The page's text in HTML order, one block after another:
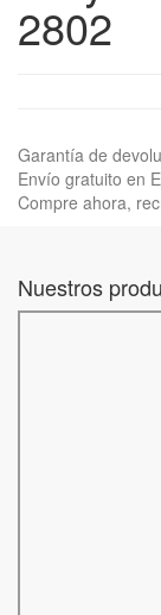
2802
Garantía de
Envío gratuito en
Compre ahora,
Nuestros